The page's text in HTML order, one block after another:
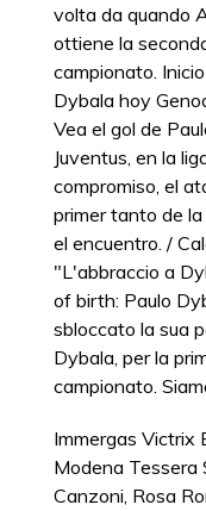
volta da quando
ottiene la
campionato.
Dybala hoy
Vea el gol de
Juventus, en la
compromiso, el
primer tanto de
el encuentro. /
"L'abbraccio a
of birth: Paulo
sbloccato la sua
Dybala, per la
campionato.
Immergas Victrix
Modena Tessera
Canzoni, Rosa